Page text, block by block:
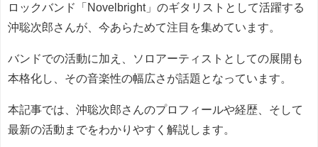
ロックバンド「Novelbright」のギタリストとして活躍する
沖聡次郎さんが、今あらためて注目を集めています。
バンドでの活動に加え、ソロアーティストとしての展開も
本格化し、その音楽性の幅広さが話題となっています。
本記事では、沖聡次郎さんのプロフィールや経歴、そして
最新の活動までをわかりやすく解説します。